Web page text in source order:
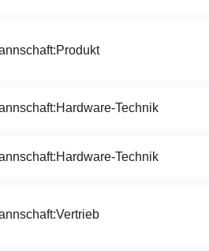
Produkt
Hardware-Technik
Hardware-Technik
Vertrieb